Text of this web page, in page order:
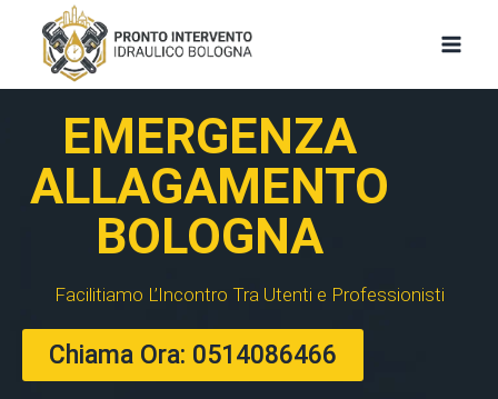
EMERGENZA
ALLAGAMENTO
BOLOGNA
Facilitiamo L’Incontro Tra Utenti e Professionisti
Chiama Ora: 0514086466